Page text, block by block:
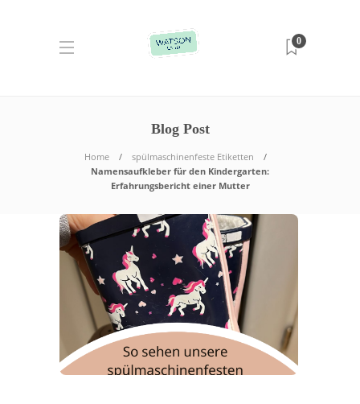
0
Blog Post
Home
spülmaschinenfeste Etiketten
Namensaufkleber für den Kindergarten:
Erfahrungsbericht einer Mutter